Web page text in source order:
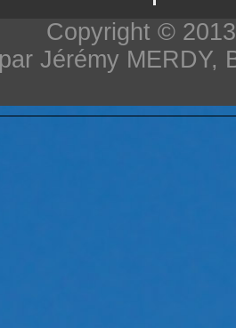
Copyright ©
Jérémy MERDY,